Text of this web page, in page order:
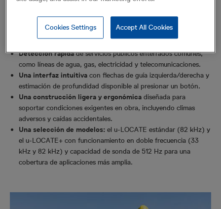
verificación diaria de servicios públicos antes de la excavación.
Las características clave incluyen:
Detección rápidade servicios públicos enterrados comunes,
como líneas de agua, gas, electricidad y telecomunicaciones.
Una interfaz intuitivacon flechas de guía izquierda/derecha y
estimación de profundidad disponible al presionar un botón.
Una construcción ligera y ergonómicadiseñada para
soportar condiciones exigentes en obra, incluyendo climas
adversos y caídas accidentales.
Una selección de modelos:el u-LOCATE estándar (82 kHz) y
el u-LOCATE+ con funcionamiento en doble frecuencia (33
kHz y 82 kHz) y capacidad de sonda de 512 Hz para una
cobertura de aplicaciones más amplia.
Accept All Cookies
Cookies Settings